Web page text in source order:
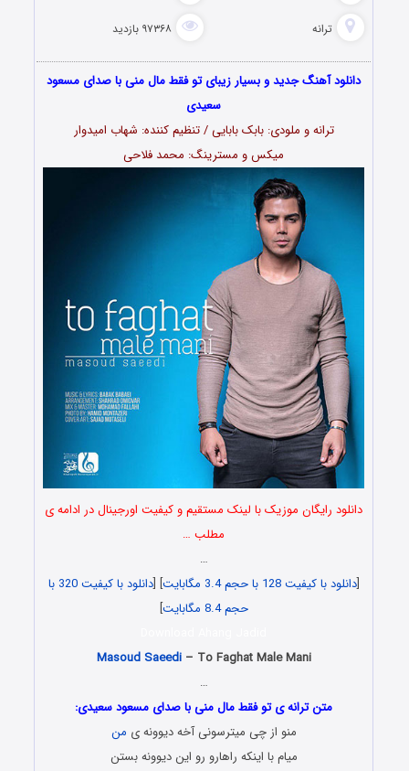
ترانه ۹۷۳۶۸ بازدید
دانلود آهنگ جدید و بسیار زیبای تو فقط مال منی با صدای مسعود
سعیدی
ترانه و ملودی: بابک بابایی / تنظیم کننده: شهاب امیدوار
میکس و مسترینگ: محمد فلاحی
دانلود رایگان موزیک با لینک مستقیم و کیفیت اورجینال در ادامه ی
مطلب …
…
[دانلود با کیفیت 128 با حجم 3.4 مگابایت ] [
دانلود با کیفیت 320 با
حجم 8.4 مگابایت
]
Masoud Saeedi– To Faghat Male Mani
…
متن ترانه ی تو فقط مال منی با صدای مسعود سعیدی:
منو از چی میترسونی آخه دیوونه ی من
میام با اینکه راهارو رو این دیوونه بستن